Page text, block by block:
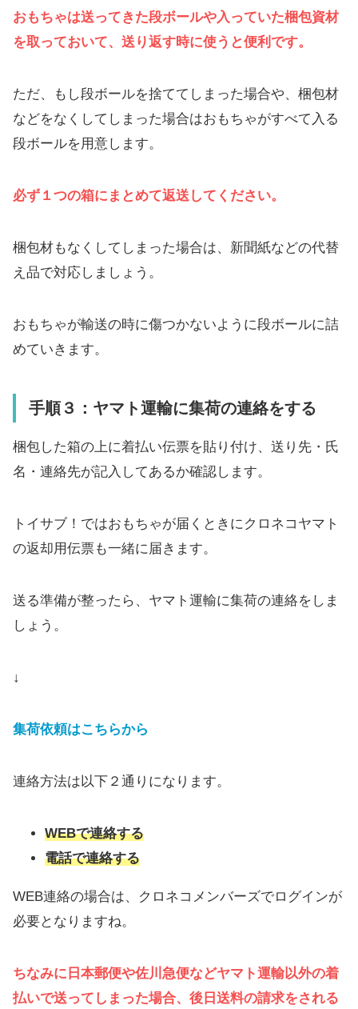
おもちゃは送ってきた段ボールや入っていた梱包資材
を取っておいて、送り返す時に使うと便利です。
ただ、もし段ボールを捨ててしまった場合や、梱包材
などをなくしてしまった場合はおもちゃがすべて入る
段ボールを用意します。
必ず１つの箱にまとめて返送してください。
梱包材もなくしてしまった場合は、新聞紙などの代替
え品で対応しましょう。
おもちゃが輸送の時に傷つかないように段ボールに詰
めていきます。
手順３：ヤマト運輸に集荷の連絡をする
梱包した箱の上に着払い伝票を貼り付け、送り先・氏
名・連絡先が記入してあるか確認します。
トイサブ！ではおもちゃが届くときにクロネコヤマト
の返却用伝票も一緒に届きます。
送る準備が整ったら、ヤマト運輸に集荷の連絡をしま
しょう。
↓
集荷依頼はこちらから
連絡方法は以下２通りになります。
WEBで連絡する
電話で連絡する
WEB連絡の場合は、クロネコメンバーズでログインが
必要となりますね。
ちなみに日本郵便や佐川急便などヤマト運輸以外の着
払いで送ってしまった場合、後日送料の請求をされる